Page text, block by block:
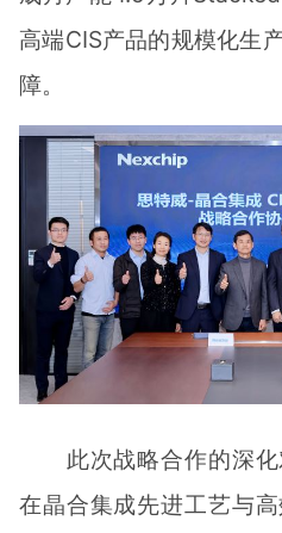
高端CIS产品的规模化生
障。
此次战略合作的深化
在晶合集成先进工艺与